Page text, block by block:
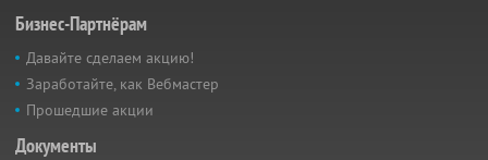
Бизнес-Партнёрам
Давайте сделаем акцию!
Заработайте, как Вебмастер
Прошедшие акции
Документы